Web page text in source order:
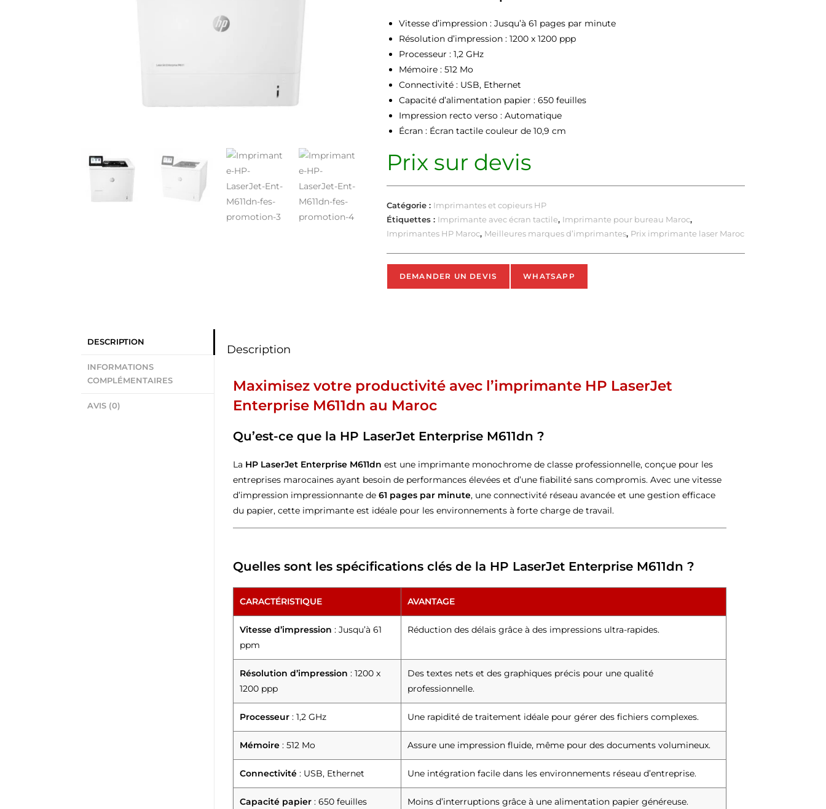
Vitesse d’impression : Jusqu’à 61 pages par minute
Résolution d’impression : 1200 x 1200 ppp
Processeur : 1,2 GHz
Mémoire : 512 Mo
Connectivité : USB, Ethernet
Capacité d’alimentation papier : 650 feuilles
Impression recto verso : Automatique
Écran : Écran tactile couleur de 10,9 cm
Prix sur devis
Catégorie : Imprimantes et copieurs HP
Étiquettes : Imprimante avec écran tactile, Imprimante pour bureau Maroc,
Imprimantes HP Maroc, Meilleures marques d’imprimantes, Prix imprimante laser Maroc
DEMANDER UN DEVIS WHATSAPP
DESCRIPTION
INFORMATIONS
COMPLÉMENTAIRES
AVIS (0)
Description
Maximisez votre productivité avec l’imprimante HP LaserJet
Enterprise M611dn au Maroc
Qu’est-ce que la HP LaserJet Enterprise M611dn ?
La HP LaserJet Enterprise M611dn est une imprimante monochrome de classe professionnelle, conçue pour les
entreprises marocaines ayant besoin de performances élevées et d’une fiabilité sans compromis. Avec une vitesse
d’impression impressionnante de 61 pages par minute, une connectivité réseau avancée et une gestion efficace
du papier, cette imprimante est idéale pour les environnements à forte charge de travail.
Quelles sont les spécifications clés de la HP LaserJet Enterprise M611dn ?
CARACTÉRISTIQUE AVANTAGE
Vitesse d’impression : Jusqu’à 61
ppm
Réduction des délais grâce à des impressions ultra-rapides.
Résolution d’impression : 1200 x
1200 ppp
Des textes nets et des graphiques précis pour une qualité
professionnelle.
Processeur : 1,2 GHz Une rapidité de traitement idéale pour gérer des fichiers complexes.
Mémoire : 512 Mo Assure une impression fluide, même pour des documents volumineux.
Connectivité : USB, Ethernet Une intégration facile dans les environnements réseau d’entreprise.
Capacité papier : 650 feuilles Moins d’interruptions grâce à une alimentation papier généreuse.